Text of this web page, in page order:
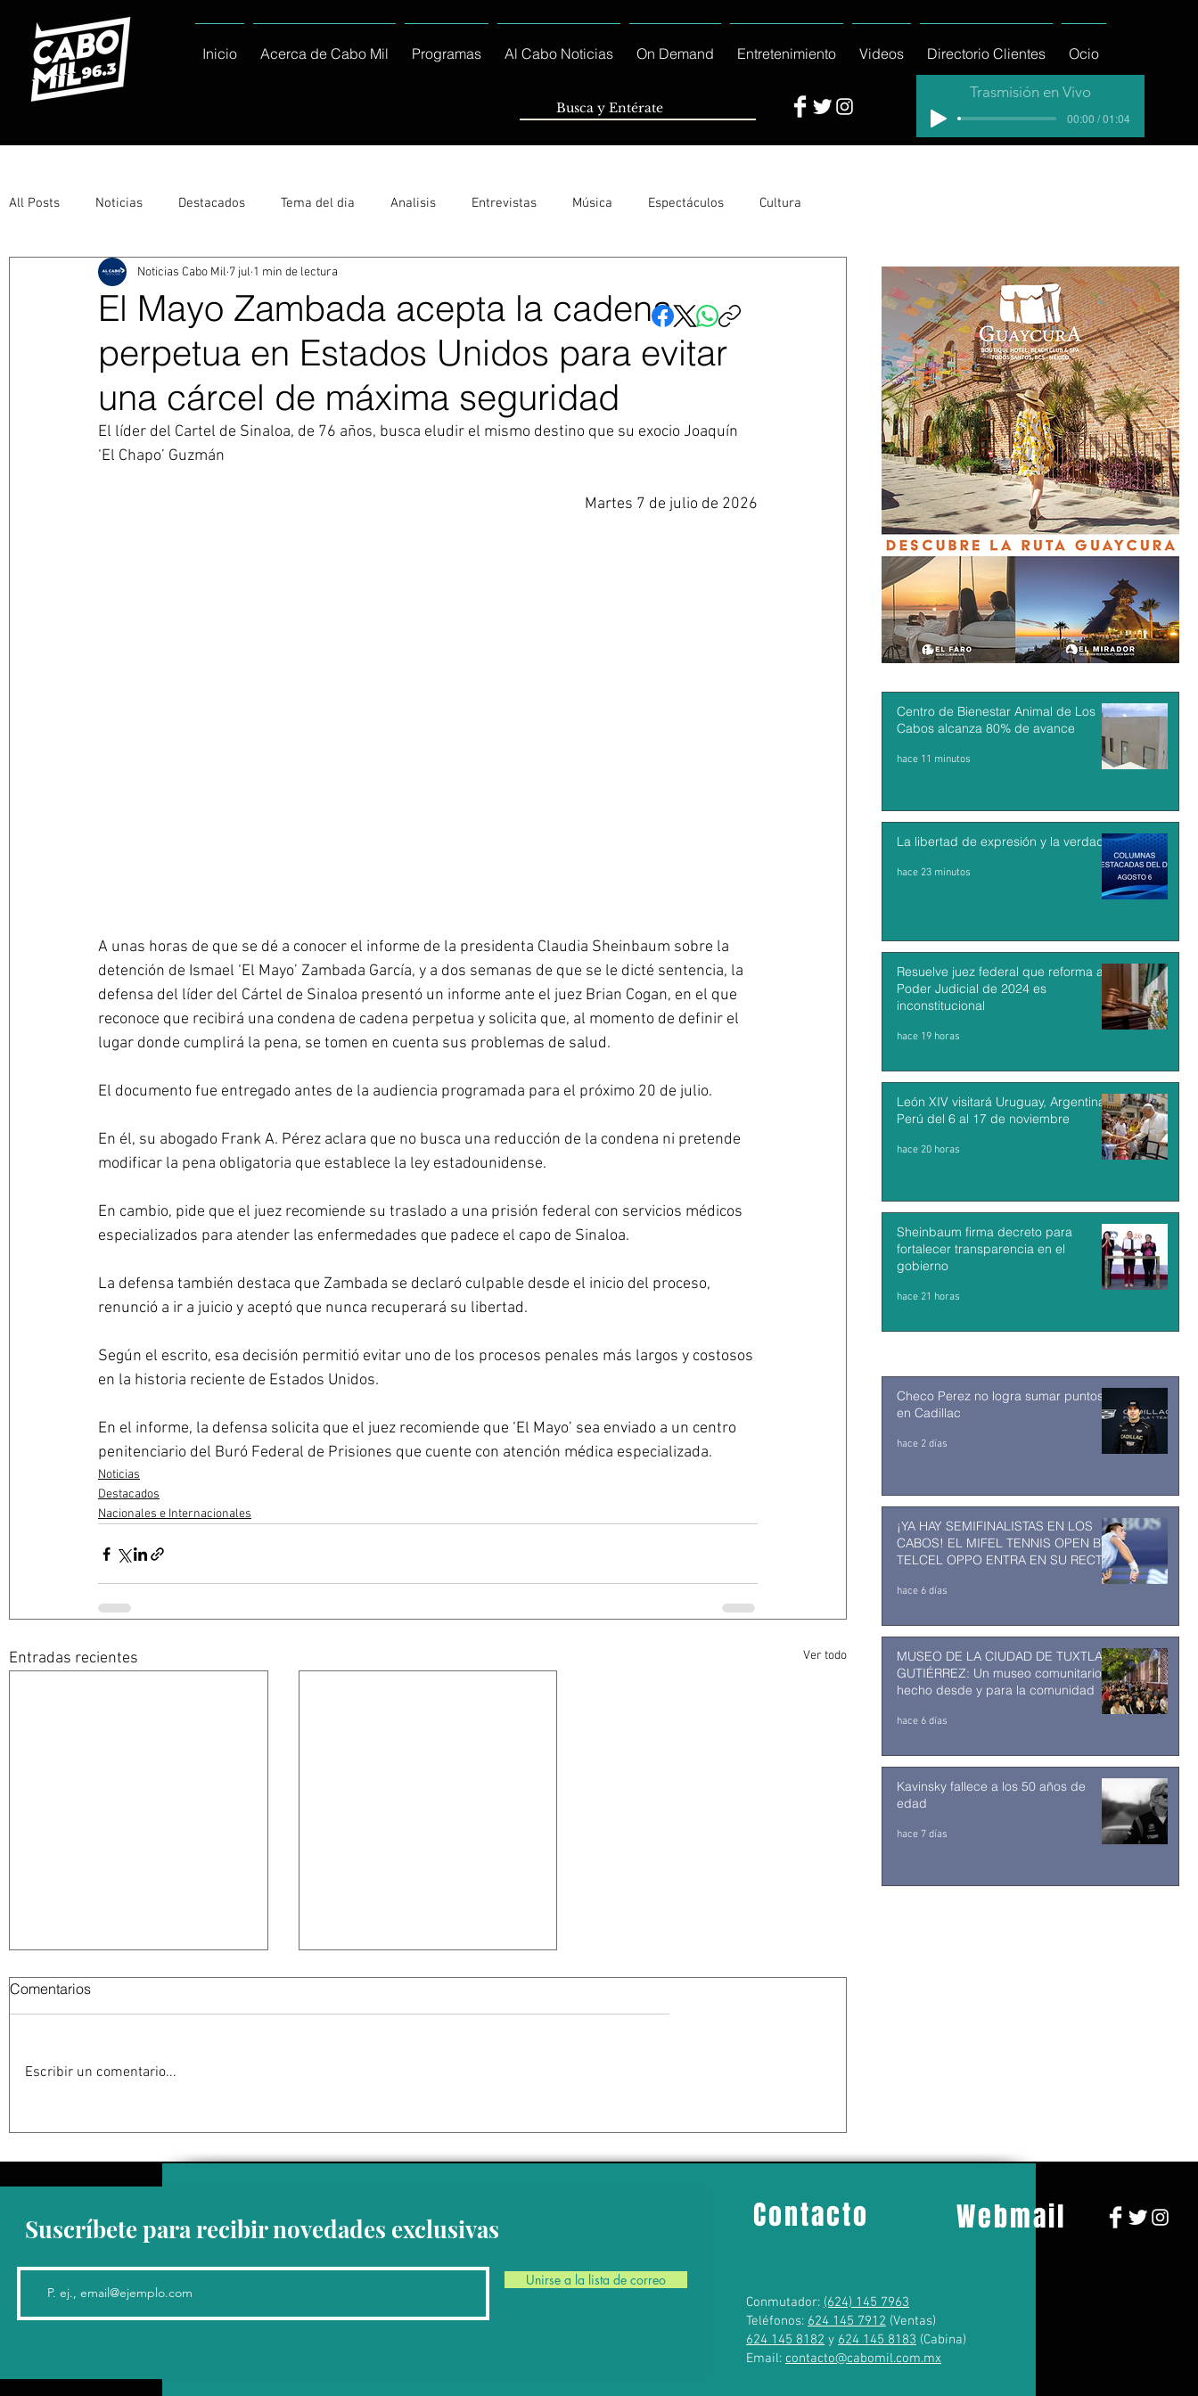
Inicio Acerca de Cabo Mil Programas Al Cabo Noticias On Demand Entretenimiento Videos Directorio Clientes Ocio
Trasmisión en Vivo
00:00 / 01:04
All Posts Noticias Destacados Tema del dia Analisis Entrevistas Música Espectáculos Cultura
Entérate Deportes La buena del día
Ayuntamiento de Los Cabos Informa Nacionales e Internacionales Columnas Locales Los Cabos
El Mayo Zambada acepta la cadena
perpetua en Estados Unidos para evitar
una cárcel de máxima seguridad
Noticias Cabo Mil 7 jul 1 min de lectura
El líder del Cartel de Sinaloa, de 76 años, busca eludir el mismo destino que su exocio Joaquín
‘El Chapo’ Guzmán
Martes 7 de julio de 2026
A unas horas de que se dé a conocer el informe de la presidenta Claudia Sheinbaum sobre la
detención de Ismael ‘El Mayo’ Zambada García, y a dos semanas de que se le dicté sentencia, la
defensa del líder del Cártel de Sinaloa presentó un informe ante el juez Brian Cogan, en el que
reconoce que recibirá una condena de cadena perpetua y solicita que, al momento de definir el
lugar donde cumplirá la pena, se tomen en cuenta sus problemas de salud.
El documento fue entregado antes de la audiencia programada para el próximo 20 de julio.
En él, su abogado Frank A. Pérez aclara que no busca una reducción de la condena ni pretende
modificar la pena obligatoria que establece la ley estadounidense.
En cambio, pide que el juez recomiende su traslado a una prisión federal con servicios médicos
especializados para atender las enfermedades que padece el capo de Sinaloa.
La defensa también destaca que Zambada se declaró culpable desde el inicio del proceso,
renunció a ir a juicio y aceptó que nunca recuperará su libertad.
Según el escrito, esa decisión permitió evitar uno de los procesos penales más largos y costosos
en la historia reciente de Estados Unidos.
En el informe, la defensa solicita que el juez recomiende que ‘El Mayo’ sea enviado a un centro
penitenciario del Buró Federal de Prisiones que cuente con atención médica especializada.
Noticias
Destacados
Nacionales e Internacionales
Entradas recientes Ver todo
de avance
2024 es inconstitucional
Comentarios
Escribir un comentario...
Centro de Bienestar Animal de Los
Cabos alcanza 80% de avance
hace 11 minutos
La libertad de expresión y la verdad
hace 23 minutos
Resuelve juez federal que reforma al
Poder Judicial de 2024 es
inconstitucional
hace 19 horas
León XIV visitará Uruguay, Argentina y
Perú del 6 al 17 de noviembre
hace 20 horas
Sheinbaum firma decreto para
fortalecer transparencia en el
gobierno
hace 21 horas
Checo Perez no logra sumar puntos
en Cadillac
hace 2 días
¡YA HAY SEMIFINALISTAS EN LOS
CABOS! EL MIFEL TENNIS OPEN BY
TELCEL OPPO ENTRA EN SU RECTA
hace 6 días
MUSEO DE LA CIUDAD DE TUXTLA
GUTIÉRREZ: Un museo comunitario
hecho desde y para la comunidad
hace 6 días
Kavinsky fallece a los 50 años de
edad
hace 7 días
Suscríbete para recibir novedades exclusivas
Unirse a la lista de correo
Contacto Webmail
Conmutador: (624) 145 7963
Teléfonos: 624 145 7912 (Ventas)
624 145 8182 y 624 145 8183 (Cabina)
Email: contacto@cabomil.com.mx